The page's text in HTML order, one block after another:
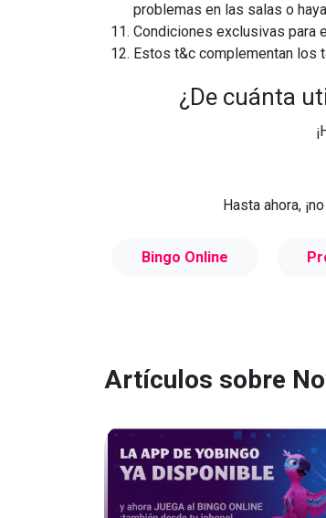
problemas en las salas o
Condiciones exclusivas para
Estos t&c complementan los
¿De cuánta
Hasta ahora,
Bingo Online
Artículos sobre